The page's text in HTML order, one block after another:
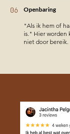
06 Openbaring
"Als ik hem of
is." Hier worden
niet door bereik.